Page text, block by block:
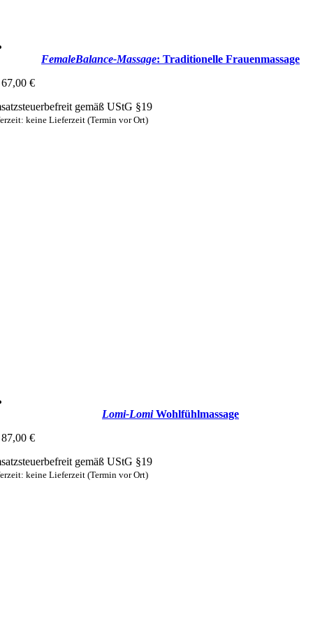
FemaleBalance-Massage: Traditionelle Frauenmassage
67,00 €
gemäß UStG §19
keine Lieferzeit (Termin vor Ort)
Lomi-LomiWohlfühlmassage
87,00 €
gemäß UStG §19
keine Lieferzeit (Termin vor Ort)